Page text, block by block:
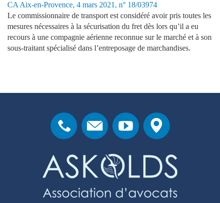
CA Aix-en-Provence, 4 mars 2021, n° 18/03974
Le commissionnaire de transport est considéré avoir pris toutes les
mesures nécessaires à la sécurisation du fret dès lors qu’il a eu
recours à une compagnie aérienne reconnue sur le marché et à son
sous-traitant spécialisé dans l’entreposage de marchandises.